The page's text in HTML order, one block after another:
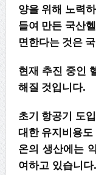
양을 위해 노력
들여 만든 국산
면한다는 것은
현재 추진 중인
해질 것입니다.
초기 항공기 도
대한 유지비용
온의 생산에는
여하고 있습니